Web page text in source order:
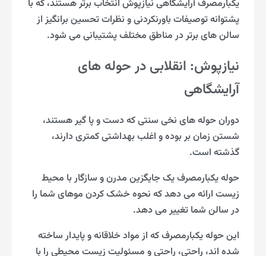
یکبارمصرف آرایشگاهی نیازپوش انتخاب برتر هستند، که با
پشتوانه توصیفات باورنکردنی و نظرات تحسین برانگیز از
سالن های برتر در مناطق مختلف پشتیبانی می شود.
نیازپوش: انقلابی در حوله های
آرایشگاهی
دوران حوله های نخی سنتی که دست و پا گیر هستند،
شستن زمان بر بوده و اغلب بهداشتی کمتری دارند،
گذشته است.
حوله یکبارمصرف یک جایگزین مدرن و سازگار با محیط
زیست ارائه می دهد که نحوه خشک کردن موهای شما را
در سالن شما تغییر می دهد.
این حوله یکبارمصرف که از مواد خلاقانه و پایدار ساخته
شده اند، راحتی، راحتی و مسئولیت زیست محیطی را با